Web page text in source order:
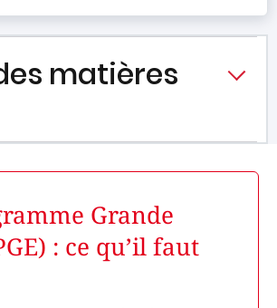
matières
Grande
: ce qu’il faut